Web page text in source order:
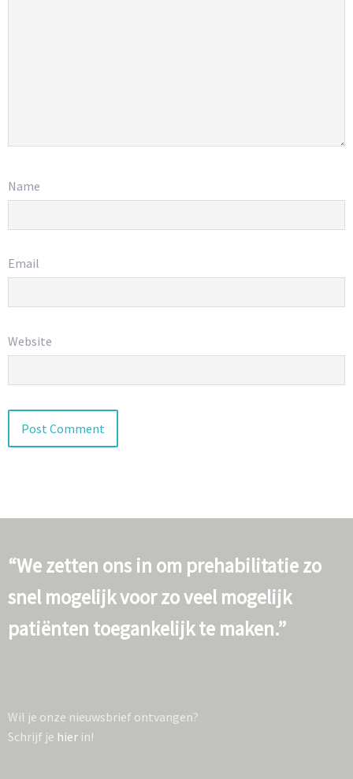
Name
Email
Website
“We zetten ons in om prehabilitatie zo
snel mogelijk voor zo veel mogelijk
patiënten toegankelijk te maken.”
Wil je onze nieuwsbrief ontvangen?
Schrijf je hier in!